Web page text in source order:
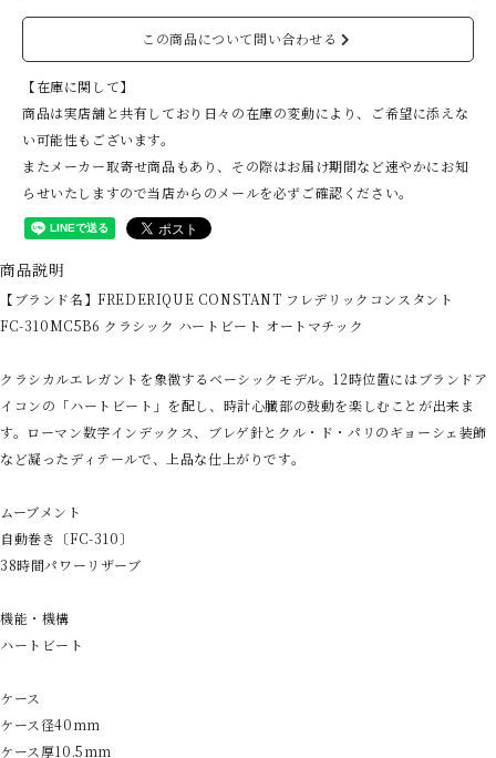
この商品について問い合わせる
【在庫に関して】
商品は実店舗と共有しており日々の在庫の変動により、ご希望に添えな
い可能性もございます。
またメーカー取寄せ商品もあり、その際はお届け期間など速やかにお知
らせいたしますので当店からのメールを必ずご確認ください。
商品説明
【ブランド名】FREDERIQUE CONSTANT フレデリックコンスタント
FC-310MC5B6 クラシック ハートビート オートマチック
クラシカルエレガントを象徴するベーシックモデル。12時位置にはブランドア
イコンの「ハートビート」を配し、時計心臓部の鼓動を楽しむことが出来ま
す。ローマン数字インデックス、ブレゲ針とクル・ド・パリのギョーシェ装飾
など凝ったディテールで、上品な仕上がりです。
ムーブメント
自動巻き〔FC-310〕
38時間パワーリザーブ
機能・機構
ハートビート
ケース
ケース径40mm
ケース厚10.5mm